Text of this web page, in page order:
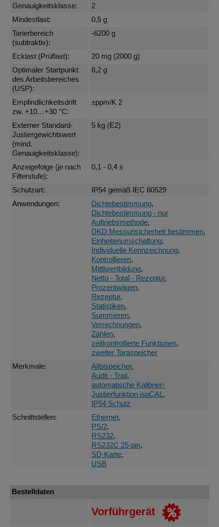
Genauigkeitsklasse:
2
Mindestlast:
0,5 g
Tarierbereich
(subtraktiv):
-6200 g
Ecklast (Prüflast):
20 mg (2000 g)
Optimaler Startpunkt
des Arbeitsbereiches
(USP):
8,2 g
Empfindlichkeitsdrift
zw. +10…+30 °C:
±ppm/K 2
Externer Standard-
Justiergewichtswert
(mind.
Genauigkeitsklasse):
5 kg (E2)
Anzeigefolge (je nach
Filterstufe):
0,1 - 0,4 s
Schutzart:
IP54 gemäß IEC 60529
Anwendungen:
Dichtebestimmung,
Dichtebestimmung - nur
Auftriebsmethode,
DKD Messunsicherheit bestimmen,
Einheitenumschaltung,
Individuelle Kennzeichnung,
Kontrollieren,
Mittlwertbildung,
Netto - Total - Rezeptur,
Prozentwägen,
Rezeptur,
Statistiken,
Summieren,
Verrechnungen,
Zählen,
zeitkontrollierte Funktionen,
zweiter Taraspeicher
Merkmale:
Alibispeicher,
Audit - Trail ,
automatische Kalibrier-
Justierfunktion isoCAL ,
IP54 Schutz
Schnittstellen:
Ethernet,
PS/2,
RS232,
RS232C 25-pin,
SD-Karte,
USB
Bestelldaten
Vorführgerät